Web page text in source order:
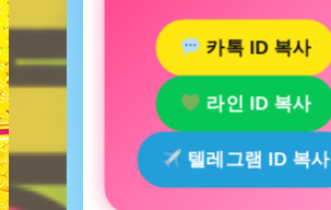
카톡 ID 복사
라인 ID 복사
텔레그램 ID 복사